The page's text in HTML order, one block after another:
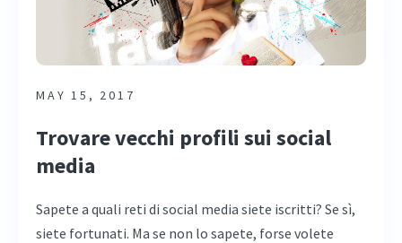
MAY 15, 2017
Trovare vecchi profili sui social
media
Sapete a quali reti di social media siete iscritti? Se sì,
siete fortunati. Ma se non lo sapete, forse volete